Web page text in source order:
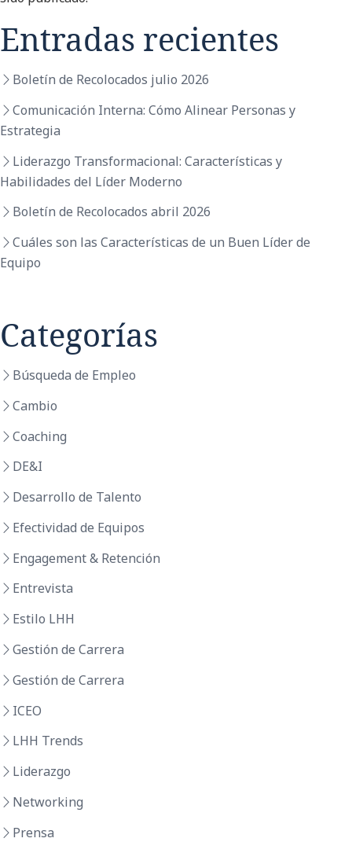
Entradas recientes
Boletín de Recolocados julio 2026
Comunicación Interna: Cómo Alinear Personas y
Estrategia
Liderazgo Transformacional: Características y
Habilidades del Líder Moderno
Boletín de Recolocados abril 2026
Cuáles son las Características de un Buen Líder de
Equipo
Categorías
Búsqueda de Empleo
Cambio
Coaching
DE&I
Desarrollo de Talento
Efectividad de Equipos
Engagement & Retención
Entrevista
Estilo LHH
Gestión de Carrera
Gestión de Carrera
ICEO
LHH Trends
Liderazgo
Networking
Prensa